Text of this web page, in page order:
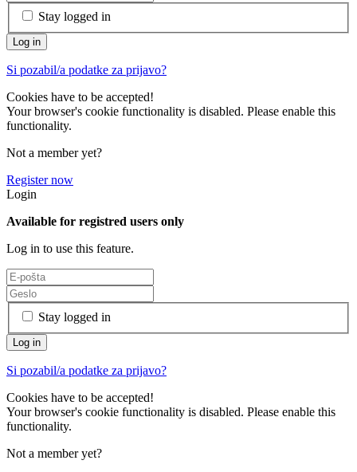
Stay logged in
Si pozabil/a podatke za prijavo?
Cookies have to be accepted!
Your browser's cookie functionality is disabled. Please enable this
functionality.
Not a member yet?
Register now
Login
Available for registred users only
Log in to use this feature.
Stay logged in
Si pozabil/a podatke za prijavo?
Cookies have to be accepted!
Your browser's cookie functionality is disabled. Please enable this
functionality.
Not a member yet?